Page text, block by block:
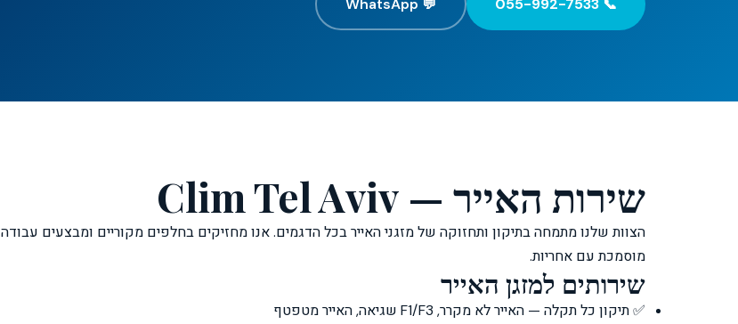
📞 055-992-7533
💬 WhatsApp
שירות האייר — Clim Tel Aviv
הצוות שלנו מתמחה בתיקון ותחזוקה של מזגני האייר בכל הדגמים. אנו מחזיקים בחלפים מקוריים ומבצעים עבודה
מוסמכת עם אחריות.
שירותים למזגן האייר
✅ תיקון כל תקלה — האייר לא מקרר, F1/F3 שגיאה, האייר מטפטף